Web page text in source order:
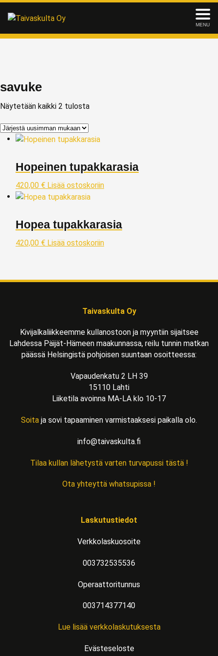
MENU
savuke
Näytetään kaikki 2 tulosta
Hopeinen tupakkarasia
420,00 € Lisää ostoskoriin
Hopea tupakkarasia
420,00 € Lisää ostoskoriin
Taivaskulta Oy
Kivijalkaliikkeemme kullanostoon ja myyntiin sijaitsee
Lahdessa Päijät-Hämeen maakunnassa, reilu tunnin matkan
päässä Helsingistä pohjoisen suuntaan osoitteessa:
Vapaudenkatu 2 LH 39
15110 Lahti
Liiketila avoinna MA-LA klo 10-17
Soita ja sovi tapaaminen varmistaaksesi paikalla olo.
info@taivaskulta.fi
Tilaa kullan lähetystä varten turvapussi tästä !
Ota yhteyttä whatsupissa !
Laskutustiedot
Verkkolaskuosoite
003732535536
Operaattoritunnus
003714377140
Lue lisää verkkolaskutuksesta
Evästeseloste